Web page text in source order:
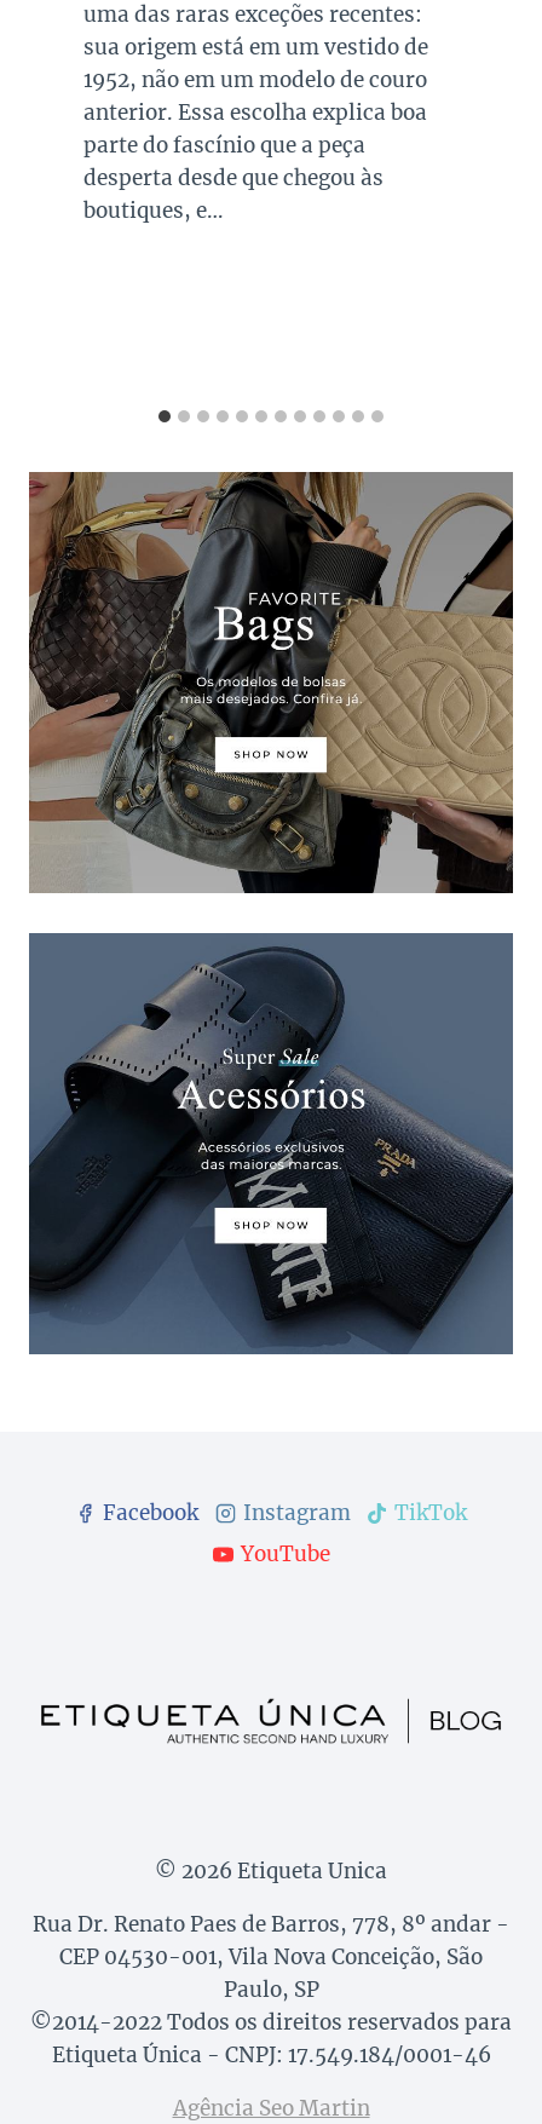
presente no guarda roupa de quase
todas as mulheres. Esta é uma cor
versátil, clássica e atemporal e
investir em peças neste tom garante
combinações para quase todo look
que usamos, sejam eles para
ocasiões casuais ou mais…
Facebook Instagram
TikTok
YouTube
© 2026 Etiqueta Unica
Rua Dr. Renato Paes de Barros, 778, 8º andar -
CEP 04530-001, Vila Nova Conceição, São
Paulo, SP
©2014-2022 Todos os direitos reservados para
Etiqueta Única - CNPJ: 17.549.184/0001-46
Agência Seo Martin